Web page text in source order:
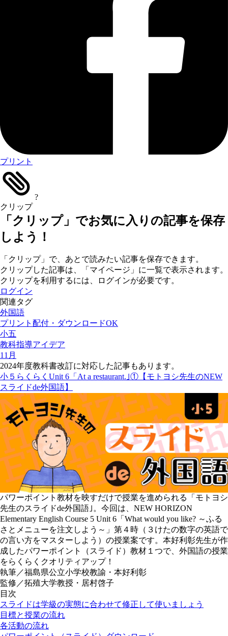
プリント
クリップ
?
「クリップ」でお気に入りの記事を保存
しよう！
「クリップ」で、あとで読みたい記事を保存できます。
クリップした記事は、「マイページ」に一覧で表示されます。
クリップを利用するには、ログインが必要です。
ログイン
関連タグ
外国語
プリント配付・ダウンロードOK
小五
教科指導アイデア
11月
2024年度教科書改訂に対応した記事もあります。
小５らくらくUnit 6「At a restaurant.｣①【モトヨシ先生のNEW
スライドde外国語】
パワーポイント教材を映すだけで授業を進められる
「モトヨシ
先生のスライドde外国語｣ 。今回は、NEW HORIZON
Elementary English Course 5 Unit 6「 What would you like? ～ふる
さとメニューを注文しよう～」第４時（３けたの数字の英語で
の言い方をマスターしよう）の授業案です。本好利彰先生が作
成したパワーポイント（スライド）教材１つで、外国語の授業
をらくらくクオリティアップ！
執筆／福島県公立小学校教諭・本好利彰
監修／拓殖大学教授・居村啓子
目次
スライドは学級の実態に合わせて修正して使いましょう
目標と授業の流れ
各活動の流れ